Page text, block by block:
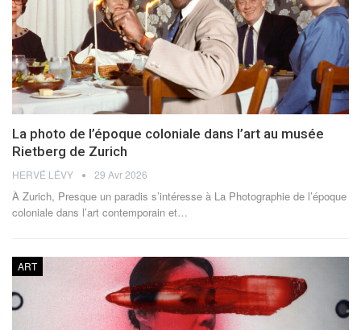
La photo de l’époque coloniale dans l’art au musée
Rietberg de Zurich
HERVÉ LÉVY 29 Avr 2026
À Zurich, Presque un paradis s’intéresse à La Photographie de l’époque
coloniale dans l’art contemporain et…
ART